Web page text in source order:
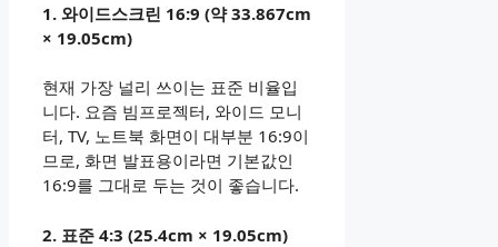
1. 와이드스크린 16:9 (약 33.867cm
× 19.05cm)
현재 가장 널리 쓰이는 표준 비율입
니다. 요즘 빔프로젝터, 와이드 모니
터, TV, 노트북 화면이 대부분 16:9이
므로, 화면 발표용이라면 기본값인
16:9를 그대로 두는 것이 좋습니다.
2. 표준 4:3 (25.4cm × 19.05cm)